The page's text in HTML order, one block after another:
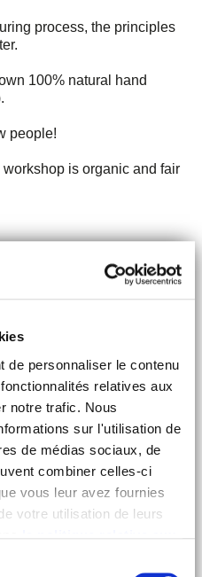
de personnaliser le contenu
relatives aux
notre trafic. Nous
sur l'utilisation de
de médias sociaux, de
combiner celles-ci
vous leur avez fournies
votre utilisation de leurs
process, the principles
100% natural hand
people!
is organic and fair